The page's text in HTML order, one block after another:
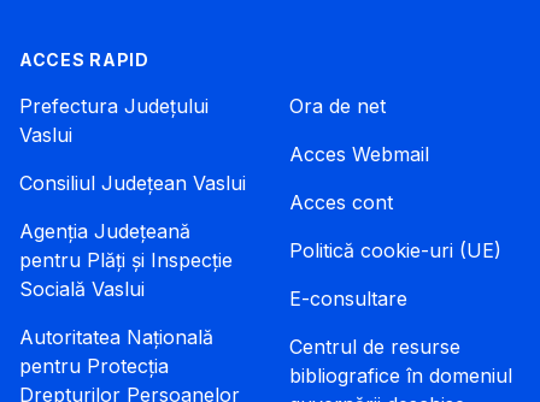
ACCES RAPID
Prefectura Județului
Vaslui
Consiliul Județean Vaslui
Agenția Județeană
pentru Plăți și Inspecție
Socială Vaslui
Autoritatea Națională
pentru Protecția
Drepturilor Persoanelor
Ora de net
Acces Webmail
Acces cont
Politică cookie-uri (UE)
E-consultare
Centrul de resurse
bibliografice în domeniul